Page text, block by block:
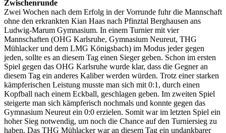
Zwischenrunde
Zwei Wochen nach dem Erfolg in der Vorrunde fuhr die Mannschaft
ohne den erkrankten Kian Haas nach Pfinztal Berghausen ans
Ludwig-Marum Gymnasium. In einem Turnier mit vier
Mannschaften (OHG Karlsruhe, Gymnasium Neureut, THG
Mühlacker und dem LMG Königsbach) im Modus jeder gegen
jeden, sollte es an diesem Tag einen Sieger geben. Schon im ersten
Spiel gegen das OHG Karlsruhe wurde klar, dass die Gegner an
diesem Tag ein anderes Kaliber werden würden. Trotz einer starken
kämpferischen Leistung musste man sich mit 0:1, durch einen
Kopfball nach einem Eckball, geschlagen geben. Im zweiten Spiel
steigerte man sich kämpferisch nochmals und konnte gegen das
Gymnasium Neureut ein 0:0 erzielen. Somit war im letzten Spiel ein
hoher Sieg notwendig, um noch die Chance auf den Turniersieg zu
haben. Das THG Mühlacker war an diesem Tag ein undankbarer